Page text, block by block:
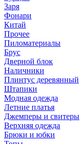
Заря
Фонари
Китай
Прочее
Пиломатериалы
Брус
Дверной блок
Наличники
Плинтус деревянный
Штапики
Модная одежда
Летние платья
Джемперы и свитеры
Верхняя одежда
Брюки и юбки